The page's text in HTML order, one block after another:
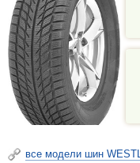
все модели шин